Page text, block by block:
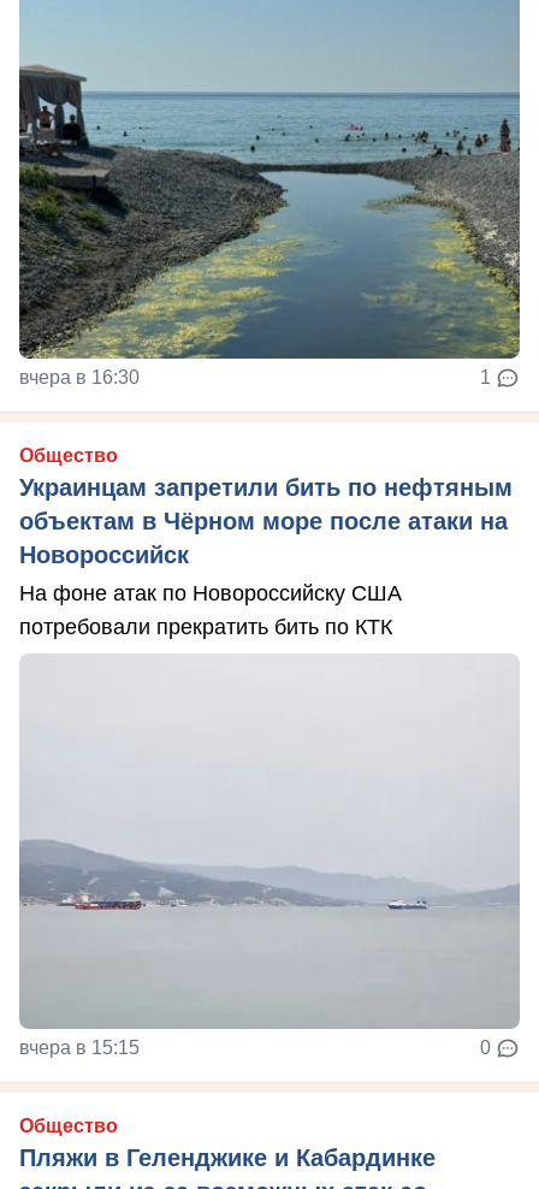
вчера в 16:30 1
Общество
Украинцам запретили бить по нефтяным
объектам в Чёрном море после атаки на
Новороссийск
На фоне атак по Новороссийску США
потребовали прекратить бить по КТК
вчера в 15:15 0
Общество
Пляжи в Геленджике и Кабардинке